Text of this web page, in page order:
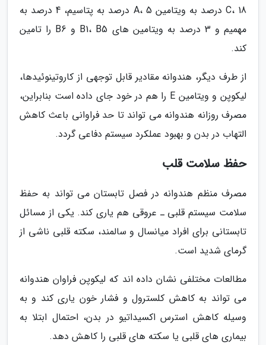
C، 18 درصد به ویتامین A، 5 درصد به پتاسیم، 4 درصد به
مهمیم و 3 درصد به ویتامین های B1، B5 و B6 را تامین
کند.
از طرف دیگر، هندوانه مقادیر قابل توجهی از کاروتینوئیدها،
لیکوپن و ویتامین E را هم در خود جای داده است بنابراین،
مصرف روزانه هندوانه می تواند تا حد فراوانی باعث کاهش
التهاب در بدن و بهبود عملکرد سیستم دفاعی گردد.
حفظ سلامت قلب
مصرف منظم هندوانه در فصل تابستان می تواند به حفظ
سلامت سیستم قلبی ـ عروقی هم یاری کند. یکی از مسائل
تابستانی برای افراد میانسال و سالمند، سکته قلبی ناشی از
گرمای شدید است.
مطالعات مختلفی نشان داده اند که لیکوپن فراوان هندوانه
می تواند به کاهش کلسترول و فشار خون یاری کند و به
وسیله کاهش استرس اکسیداتیو در بدن، احتمال ابتلا به
بیماری های قلبی یا سکته های قلبی را کاهش دهد.